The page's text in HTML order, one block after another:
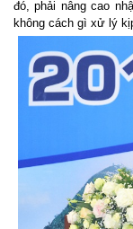
đó, phải nâng cao
không cách gì xử lý